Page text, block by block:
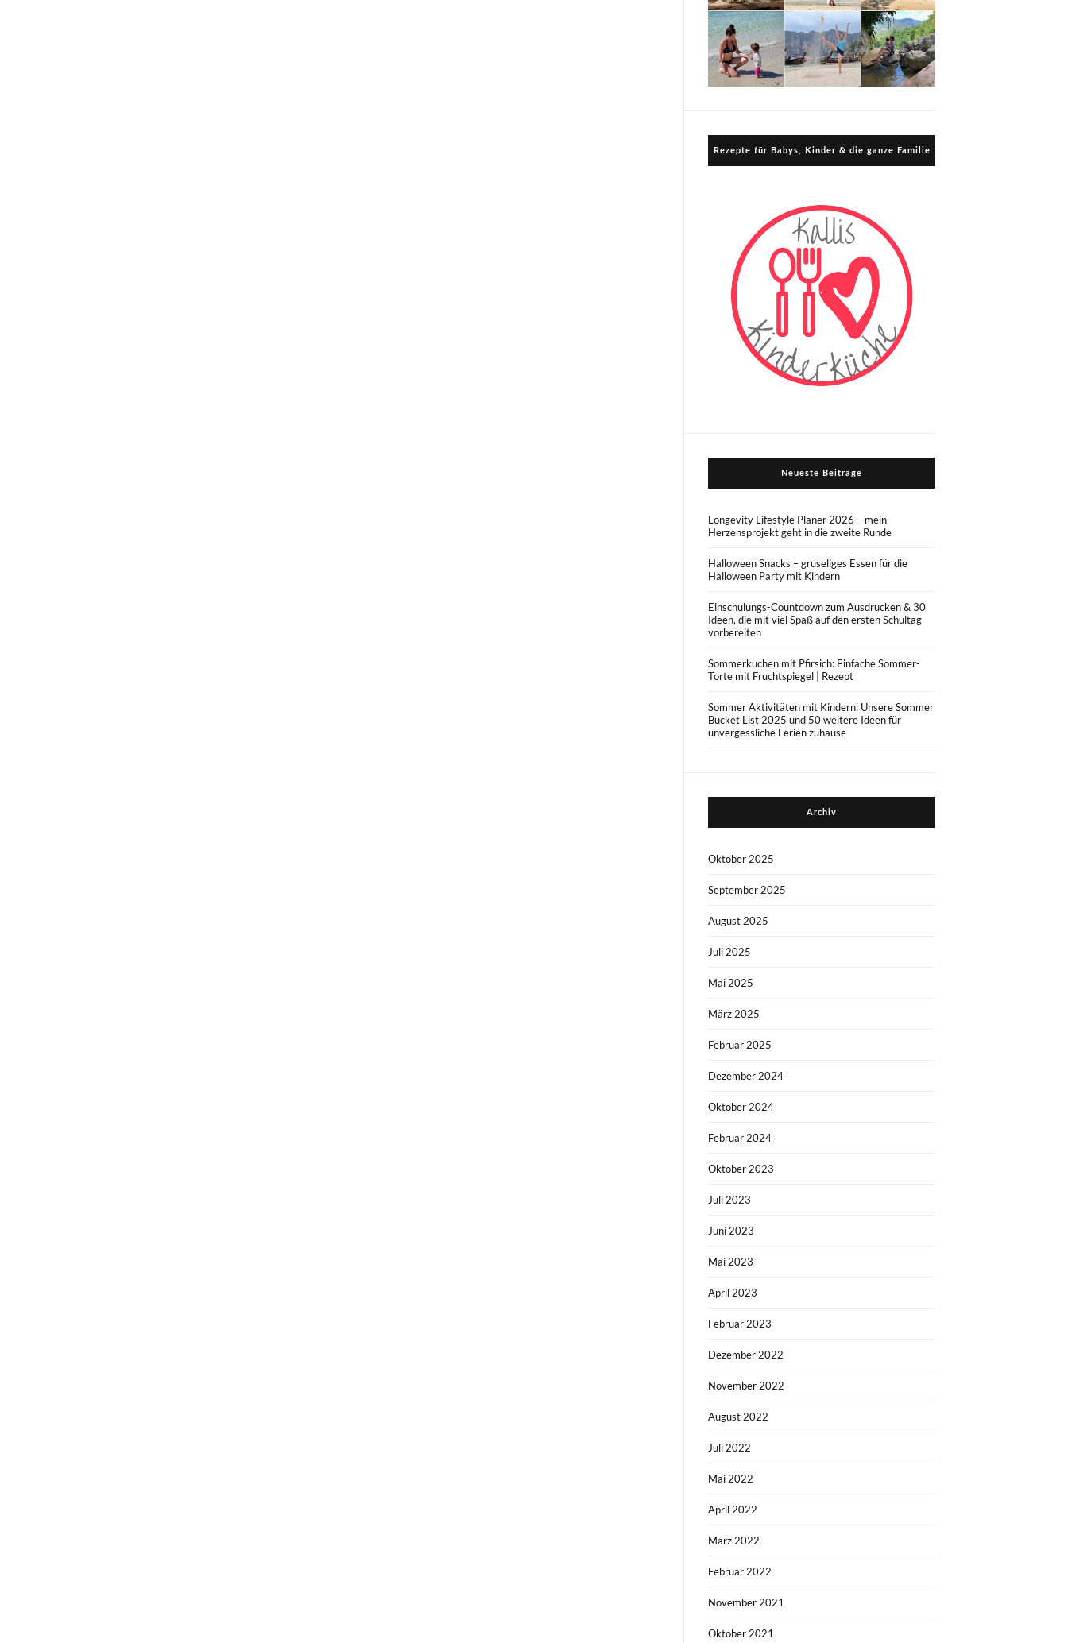
Rezepte für Babys, Kinder & die ganze Familie
Neueste Beiträge
Longevity Lifestyle Planer 2026 – mein
Herzensprojekt geht in die zweite Runde
Halloween Snacks – gruseliges Essen für die
Halloween Party mit Kindern
Einschulungs-Countdown zum Ausdrucken & 30
Ideen, die mit viel Spaß auf den ersten Schultag
vorbereiten
Sommerkuchen mit Pfirsich: Einfache Sommer-
Torte mit Fruchtspiegel | Rezept
Sommer Aktivitäten mit Kindern: Unsere Sommer
Bucket List 2025 und 50 weitere Ideen für
unvergessliche Ferien zuhause
Archiv
Oktober 2025
September 2025
August 2025
Juli 2025
Mai 2025
März 2025
Februar 2025
Dezember 2024
Oktober 2024
Februar 2024
Oktober 2023
Juli 2023
Juni 2023
Mai 2023
April 2023
Februar 2023
Dezember 2022
November 2022
August 2022
Juli 2022
Mai 2022
April 2022
März 2022
Februar 2022
November 2021
Oktober 2021